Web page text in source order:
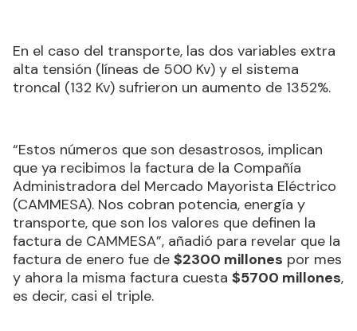
En el caso del transporte, las dos variables extra
alta tensión (líneas de 500 Kv) y el sistema
troncal (132 Kv) sufrieron un aumento de 1352%.
“Estos números que son desastrosos, implican
que ya recibimos la factura de la Compañía
Administradora del Mercado Mayorista Eléctrico
(CAMMESA). Nos cobran potencia, energía y
transporte, que son los valores que definen la
factura de CAMMESA”, añadió para revelar que la
factura de enero fue de $2300 millones por mes
y ahora la misma factura cuesta $5700 millones,
es decir, casi el triple.